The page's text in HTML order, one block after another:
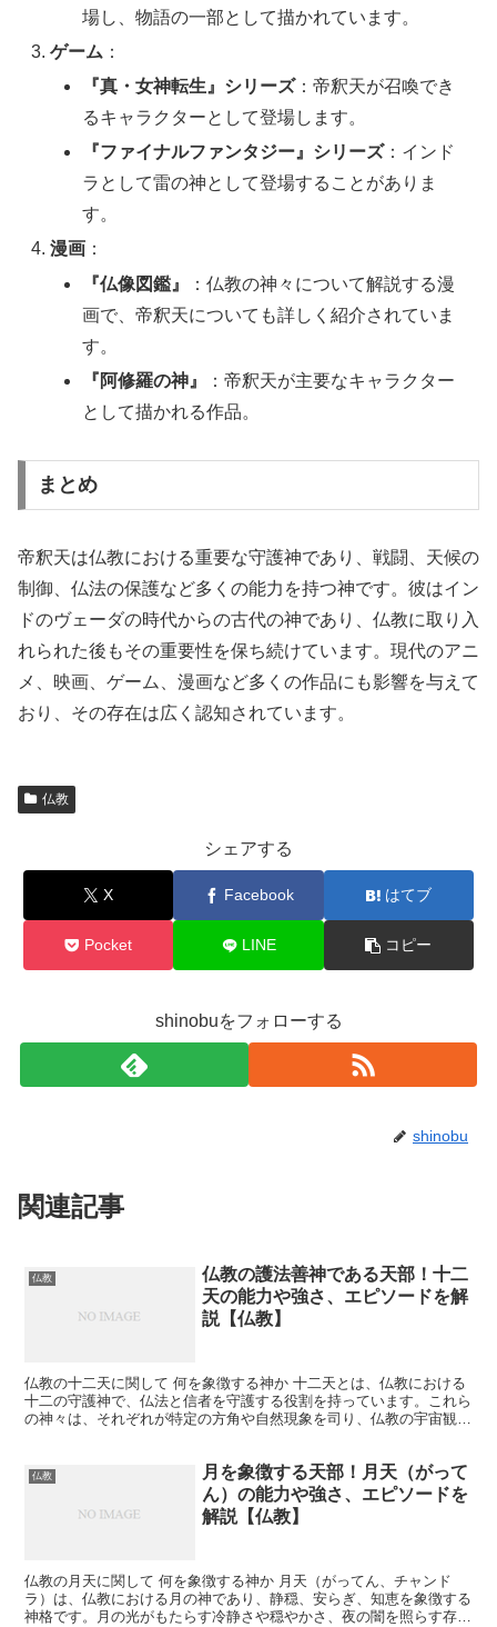
場し、物語の一部として描かれています。
ゲーム ：
『真・女神転生』シリーズ：帝釈天が召喚でき
るキャラクターとして登場します。
『ファイナルファンタジー』シリーズ：インド
ラとして雷の神として登場することがありま
す。
漫画 ：
『仏像図鑑』
：仏教の神々について解説する漫
画で、帝釈天についても詳しく紹介されていま
す。
『阿修羅の神』
：帝釈天が主要なキャラクター
として描かれる作品。
まとめ
帝釈天は仏教における重要な守護神であり、戦闘、天候の
制御、仏法の保護など多くの能力を持つ神です。彼はイン
ドのヴェーダの時代からの古代の神であり、仏教に取り入
れられた後もその重要性を保ち続けています。現代のアニ
メ、映画、ゲーム、漫画など多くの作品にも影響を与えて
おり、その存在は広く認知されています。
仏教
シェアする
X Facebook はてブ
Pocket LINE コピー
shinobuをフォローする
shinobu
関連記事
仏教
仏教の護法善神である天部！十二
天の能力や強さ、エピソードを解
説【仏教】
仏教の十二天に関して 何を象徴する神か 十二天とは、仏教における
十二の守護神で、仏法と信者を守護する役割を持っています。これら
の神々は、それぞれが特定の方角や自然現象を司り、仏教の宇宙観に
仏教
月を象徴する天部！月天（がって
ん）の能力や強さ、エピソードを
解説【仏教】
仏教の月天に関して 何を象徴する神か 月天（がってん、チャンド
ラ）は、仏教における月の神であり、静穏、安らぎ、知恵を象徴する
神格です。月の光がもたらす冷静さや穏やかさ、夜の闇を照らす存在